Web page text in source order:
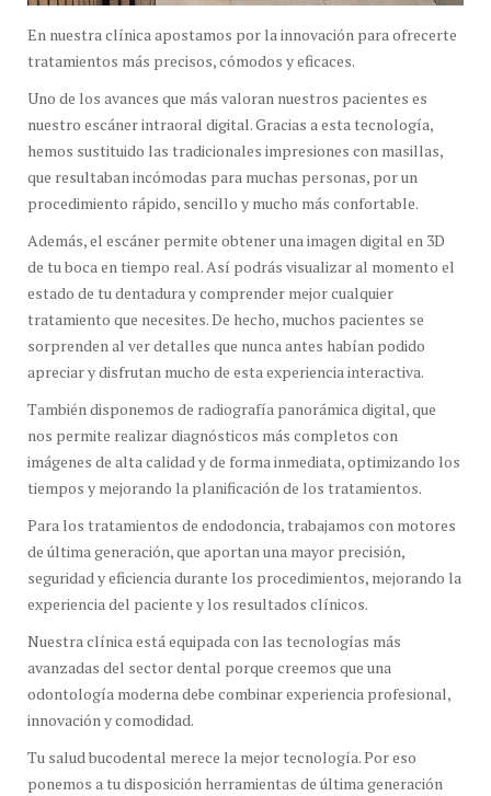
En nuestra clínica apostamos por la innovación para ofrecerte
tratamientos más precisos, cómodos y eficaces.
Uno de los avances que más valoran nuestros pacientes es
nuestro escáner intraoral digital. Gracias a esta tecnología,
hemos sustituido las tradicionales impresiones con masillas,
que resultaban incómodas para muchas personas, por un
procedimiento rápido, sencillo y mucho más confortable.
Además, el escáner permite obtener una imagen digital en 3D
de tu boca en tiempo real. Así podrás visualizar al momento el
estado de tu dentadura y comprender mejor cualquier
tratamiento que necesites. De hecho, muchos pacientes se
sorprenden al ver detalles que nunca antes habían podido
apreciar y disfrutan mucho de esta experiencia interactiva.
También disponemos de radiografía panorámica digital, que
nos permite realizar diagnósticos más completos con
imágenes de alta calidad y de forma inmediata, optimizando los
tiempos y mejorando la planificación de los tratamientos.
Para los tratamientos de endodoncia, trabajamos con motores
de última generación, que aportan una mayor precisión,
seguridad y eficiencia durante los procedimientos, mejorando la
experiencia del paciente y los resultados clínicos.
Nuestra clínica está equipada con las tecnologías más
avanzadas del sector dental porque creemos que una
odontología moderna debe combinar experiencia profesional,
innovación y comodidad.
Tu salud bucodental merece la mejor tecnología. Por eso
ponemos a tu disposición herramientas de última generación